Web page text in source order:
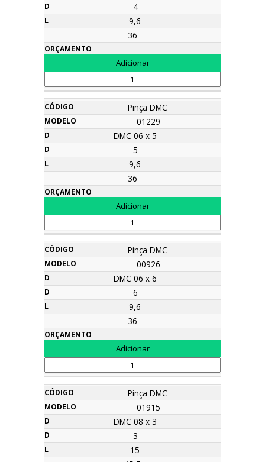
4
9,6
36
Pinça DMC
01229
DMC 06 x 5
5
9,6
36
Pinça DMC
00926
DMC 06 x 6
6
9,6
36
Pinça DMC
01915
DMC 08 x 3
3
15